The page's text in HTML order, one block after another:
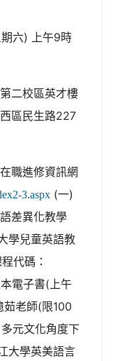
六) 上午9時
二校區英才樓
區民生路227
職進修資訊網
3.aspx (一)
差異化教學
學兒童英語教
代碼：
電子書(上午
茹老師(限100
元文化角度下
大學英美語言